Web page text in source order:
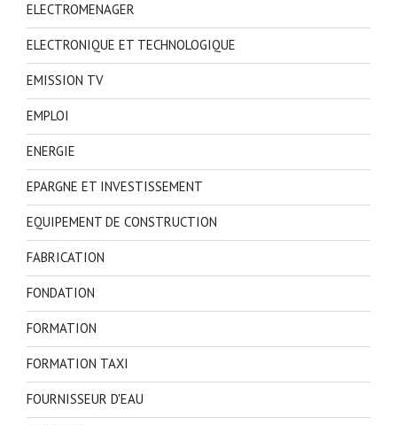
ELECTROMENAGER
ELECTRONIQUE ET TECHNOLOGIQUE
EMISSION TV
EMPLOI
ENERGIE
EPARGNE ET INVESTISSEMENT
EQUIPEMENT DE CONSTRUCTION
FABRICATION
FONDATION
FORMATION
FORMATION TAXI
FOURNISSEUR D'EAU